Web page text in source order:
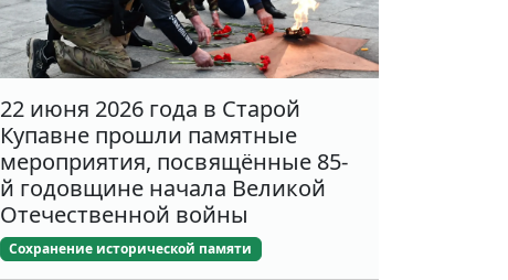
22 июня 2026 года в Старой
Купавне прошли памятные
мероприятия, посвящённые 85-
й годовщине начала Великой
Отечественной войны
Сохранение исторической памяти